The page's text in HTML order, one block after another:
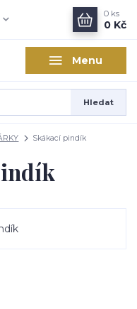
Menu
Hledat
0 ks
0 Kč
Skákací pindík